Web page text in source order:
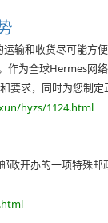
输和收货尽可能方
作为全球Hermes网
要求，同时为您制
hyzs/1124.html
政开办的一项特殊